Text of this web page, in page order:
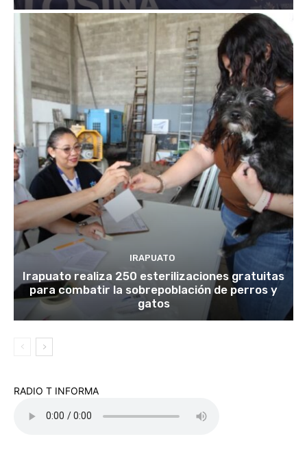
IRAPUATO
Irapuato realiza 250 esterilizaciones gratuitas
para combatir la sobrepoblación de perros y
gatos
RADIO T INFORMA